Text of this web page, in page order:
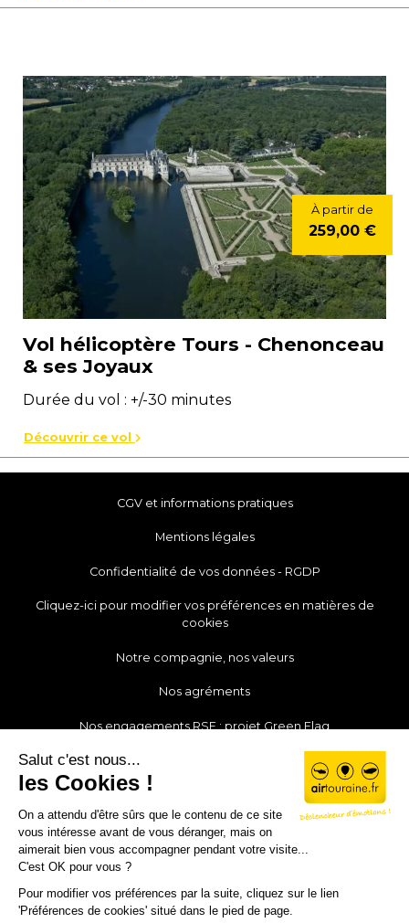
Vol hélicoptère Tours - Chenonceau
& ses Joyaux
Durée du vol : +/-30 minutes
À partir de
259,00 €
Découvrir ce vol
CGV et informations pratiques
Mentions légales
Confidentialité de vos données - RGDP
Cliquez-ici pour modifier vos préférences en matières de
cookies
Notre compagnie, nos valeurs
Nos agréments
Nos engagements RSE : projet Green Flag
Rejoignez notre équipe
Contact